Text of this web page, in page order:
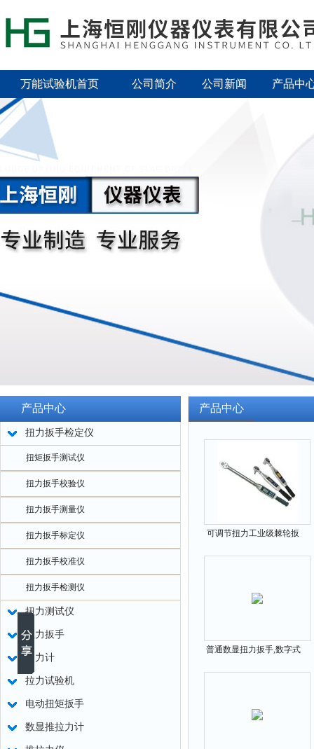
万能试验机首页 公司简介 公司新闻 产品中
产品中心
扭力扳手检定仪
扭矩扳手测试仪
扭力扳手校验仪
扭力扳手测量仪
扭力扳手标定仪
扭力扳手校准仪
扭力扳手检测仪
扭力测试仪
扭力扳手
测力计
拉力试验机
电动扭矩扳手
数显推拉力计
产品中心
可调节扭力工业级棘轮扳
普通数显扭力扳手,数字式